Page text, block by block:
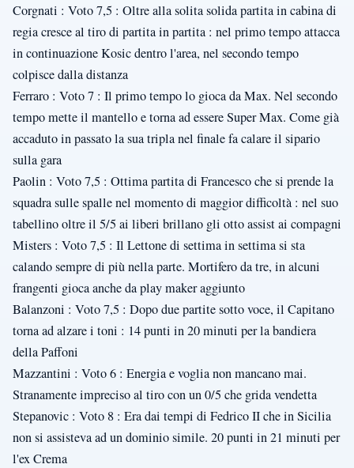
Corgnati : Voto 7,5 : Oltre alla solita solida partita in cabina di
regia cresce al tiro di partita in partita : nel primo tempo attacca
in continuazione Kosic dentro l'area, nel secondo tempo
colpisce dalla distanza
Ferraro : Voto 7 : Il primo tempo lo gioca da Max. Nel secondo
tempo mette il mantello e torna ad essere Super Max. Come già
accaduto in passato la sua tripla nel finale fa calare il sipario
sulla gara
Paolin : Voto 7,5 : Ottima partita di Francesco che si prende la
squadra sulle spalle nel momento di maggior difficoltà : nel suo
tabellino oltre il 5/5 ai liberi brillano gli otto assist ai compagni
Misters : Voto 7,5 : Il Lettone di settima in settima si sta
calando sempre di più nella parte. Mortifero da tre, in alcuni
frangenti gioca anche da play maker aggiunto
Balanzoni : Voto 7,5 : Dopo due partite sotto voce, il Capitano
torna ad alzare i toni : 14 punti in 20 minuti per la bandiera
della Paffoni
Mazzantini : Voto 6 : Energia e voglia non mancano mai.
Stranamente impreciso al tiro con un 0/5 che grida vendetta
Stepanovic : Voto 8 : Era dai tempi di Fedrico II che in Sicilia
non si assisteva ad un dominio simile. 20 punti in 21 minuti per
l'ex Crema